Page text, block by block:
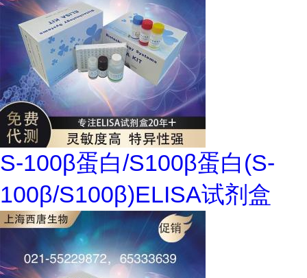
S-100β蛋白/S100β蛋白(S-
100β/S100β)ELISA试剂盒